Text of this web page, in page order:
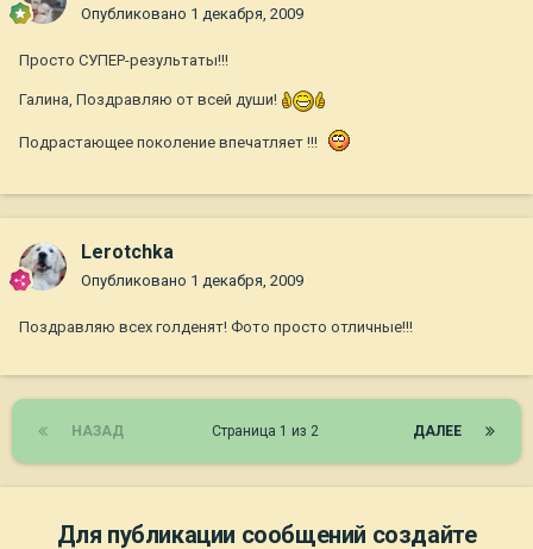
Опубликовано 1 декабря, 2009
Просто СУПЕР-результаты!!!
Галина, Поздравляю от всей души!
Подрастающее поколение впечатляет !!!
Lerotchka
Опубликовано 1 декабря, 2009
Поздравляю всех голденят! Фото просто отличные!!!
НАЗАД ДАЛЕЕ
Страница 1 из 2
Для публикации сообщений создайте